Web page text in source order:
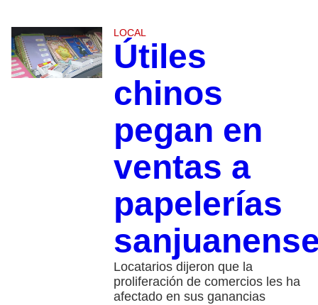
LOCAL
Útiles
chinos
pegan en
ventas a
papelerías
Locatarios dijeron que la
proliferación de comercios les ha
afectado en sus ganancias